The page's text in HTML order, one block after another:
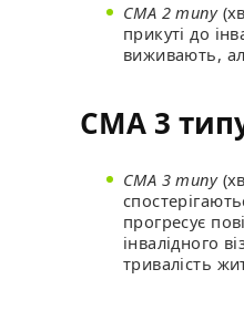
СМА 2 типу
прикуті до
виживають,
СМА 3
СМА 3 типу
прогресує
інвалідного
тривалість